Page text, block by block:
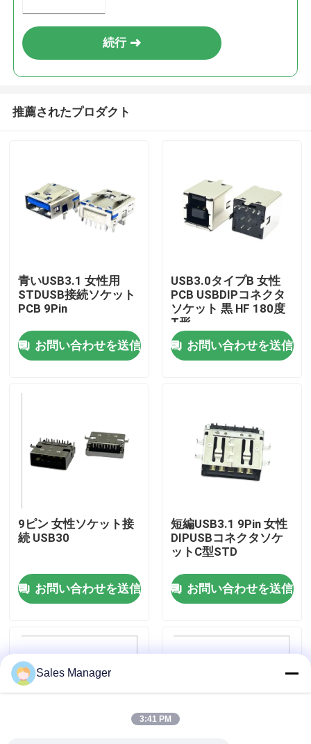
家
私達について
工場旅行
品質管理
引用を要求しなさい
USBソケットコネクタ
続行
推薦されたプロダクト
青いUSB3.1 女性用
STDUSB接続ソケット
PCB 9Pin
お問い合わせを送信
USB3.0タイプB 女性
PCB USBDIPコネクタ
ソケット 黒 HF 180度
T形
お問い合わせを送信
9ピン 女性ソケット接
続 USB30
お問い合わせを送信
短編USB3.1 9Pin 女性
DIPUSBコネクタソケ
ットC型STD
お問い合わせを送信
Sales Manager
3:41 PM